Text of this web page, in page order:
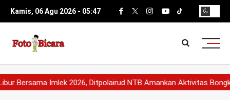
Kamis, 06 Agu 2026 - 05:47
Imlek 2026, Ditpolairud NTB Amankan Aktivitas Bongkar